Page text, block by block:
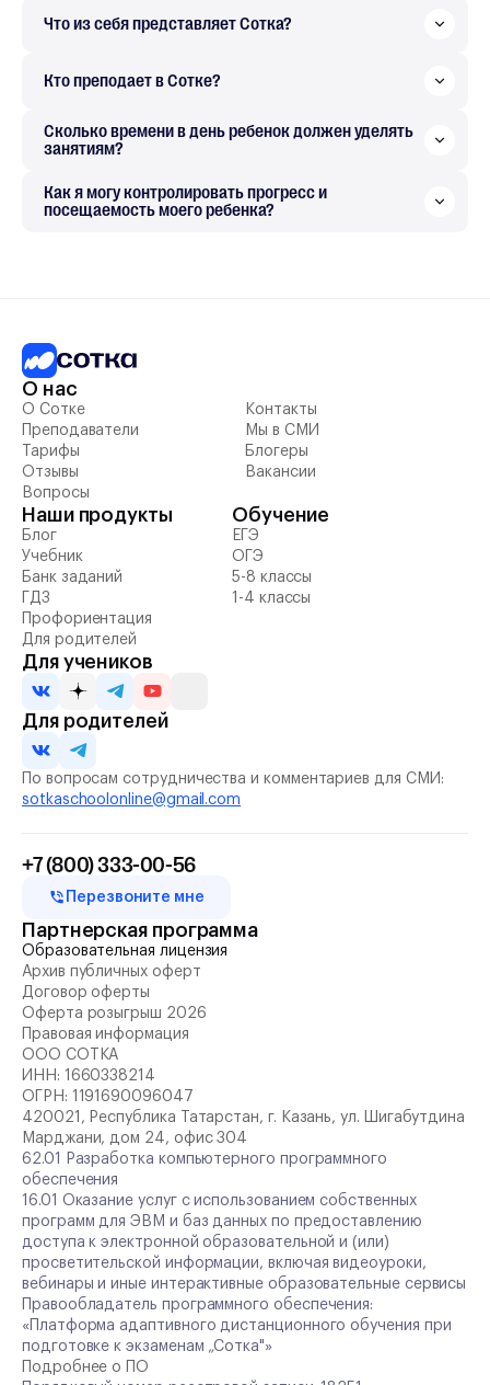
Что из себя представляет Сотка?
Кто преподает в Сотке?
Сколько времени в день ребенок должен уделять
занятиям?
Как я могу контролировать прогресс и
посещаемость моего ребенка?
О нас
О Сотке
Преподаватели
Тарифы
Отзывы
Вопросы
Контакты
Мы в СМИ
Блогеры
Вакансии
Наши продукты
Блог
Учебник
Банк заданий
ГДЗ
Профориентация
Для родителей
Обучение
ЕГЭ
ОГЭ
5-8 классы
1-4 классы
Для учеников
Для родителей
По вопросам сотрудничества и комментариев для СМИ:
sotkaschoolonline@gmail.com
+7 (800) 333-00-56
Перезвоните мне
Партнерская программа
Образовательная лицензия
Архив публичных оферт
Договор оферты
Оферта розыгрыш 2026
Правовая информация
ООО СОТКА
ИНН: 1660338214
ОГРН: 1191690096047
420021, Республика Татарстан, г. Казань, ул. Шигабутдина
Марджани, дом 24, офис 304
62.01 Разработка компьютерного программного
обеспечения
16.01 Оказание услуг с использованием собственных
программ для ЭВМ и баз данных по предоставлению
доступа к электронной образовательной и (или)
просветительской информации, включая видеоуроки,
вебинары и иные интерактивные образовательные сервисы
Правообладатель программного обеспечения:
«Платформа адаптивного дистанционного обучения при
подготовке к экзаменам „Сотка"»
Подробнее о ПО